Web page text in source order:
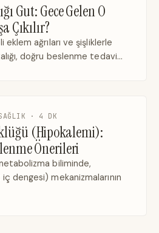
Gut: Gece Gelen O
Çıkılır?
ağrıları ve şişliklerle
doğru beslenme tedavi…
· 4 DK
(Hipokalemi):
Önerileri
biliminde,
dengesi) mekanizmalarının